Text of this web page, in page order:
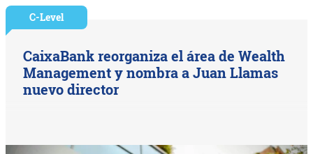
C-Level
CaixaBank reorganiza el área de Wealth
Management y nombra a Juan Llamas
nuevo director